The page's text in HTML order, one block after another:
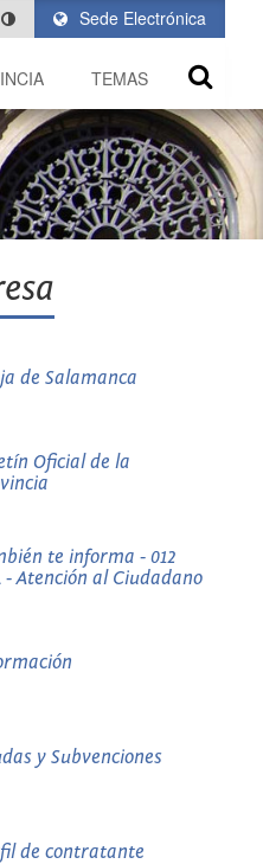
Sede Electrónica
TEMAS
de Salamanca
Oficial de la
te informa - 012
- Atención al Ciudadano
y Subvenciones
de contratante